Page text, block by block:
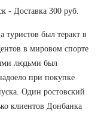
- Доставка 300 руб.
был теракт в
в мировом спорте
людьми был
при покупке
Один ростовский
клиентов Донбанка